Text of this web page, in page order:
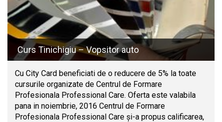
Curs Tinichigiu – Vopsitor auto
Cu City Card beneficiati de o reducere de 5% la toate
cursurile organizate de Centrul de Formare
Profesionala Professional Care. Oferta este valabila
pana in noiembrie, 2016 Centrul de Formare
Profesionala Professional Care şi-a propus calificarea,